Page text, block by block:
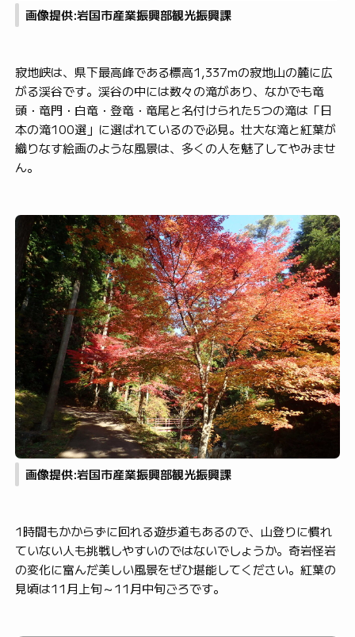
画像提供:岩国市産業振興部観光振興課
寂地峡は、県下最高峰である標高1,337mの寂地山の麓に広
がる渓谷です。渓谷の中には数々の滝があり、なかでも竜
頭・竜門・白竜・登竜・竜尾と名付けられた5つの滝は「日
本の滝100選」に選ばれているので必見。壮大な滝と紅葉が
織りなす絵画のような風景は、多くの人を魅了してやみませ
ん。
画像提供:岩国市産業振興部観光振興課
1時間もかからずに回れる遊歩道もあるので、山登りに慣れ
ていない人も挑戦しやすいのではないでしょうか。奇岩怪岩
の変化に富んだ美しい風景をぜひ堪能してください。紅葉の
見頃は11月上旬～11月中旬ごろです。